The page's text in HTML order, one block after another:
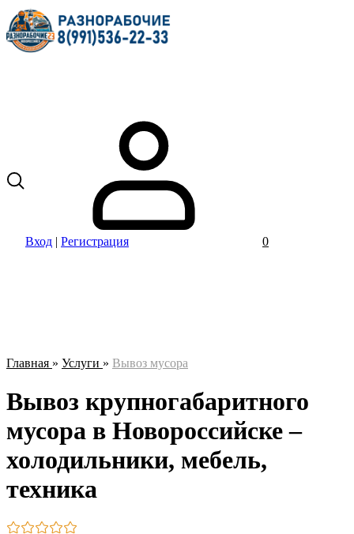
Вход | Регистрация 0
Главная » Услуги » Вывоз мусора
Вывоз крупногабаритного
мусора в Новороссийске –
холодильники, мебель,
техника